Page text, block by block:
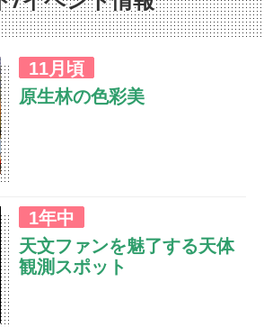
11月頃
原生林の色彩美
園として整備され、ブナ等広葉
の名所としても素晴らしい景色
きます。
1年中
天文ファンを魅了する天体
観測スポット